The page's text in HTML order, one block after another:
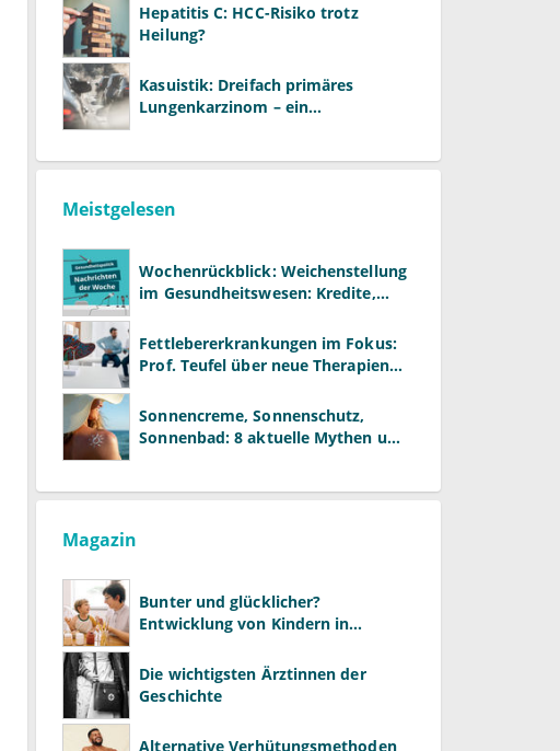
Hepatitis C: HCC-Risiko trotz
Heilung?
Kasuistik: Dreifach primäres
Lungenkarzinom – ein
Meistgelesen
Wochenrückblick: Weichenstellung
im Gesundheitswesen: Kredite,
Fettlebererkrankungen im Fokus:
Prof. Teufel über neue Therapien
Sonnencreme, Sonnenschutz,
Sonnenbad: 8 aktuelle Mythen und
Magazin
Bunter und glücklicher?
Entwicklung von Kindern in
Die wichtigsten Ärztinnen der
Geschichte
Alternative Verhütungsmethoden